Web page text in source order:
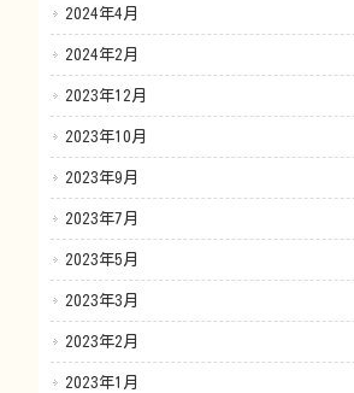
2024年4月
2024年2月
2023年12月
2023年10月
2023年9月
2023年7月
2023年5月
2023年3月
2023年2月
2023年1月